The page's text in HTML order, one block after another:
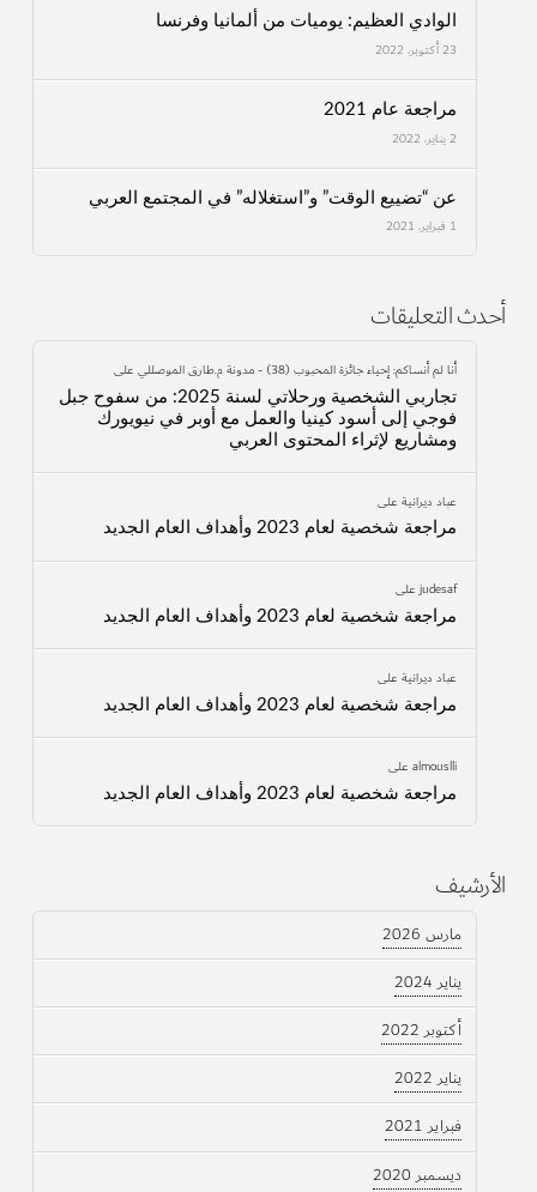
الوادي العظيم: يوميات من ألمانيا وفرنسا
23 أكتوبر، 2022
مراجعة عام 2021
2 يناير، 2022
عن “تضييع الوقت” و”استغلاله” في المجتمع العربي
1 فبراير، 2021
أحدث التعليقات
أنا لم أنساكم: إحياء جائزة المحبوب (38) - مدونة م.طارق الموصللي على
تجاربي الشخصية ورحلاتي لسنة 2025: من سفوح جبل
فوجي إلى أسود كينيا والعمل مع أوبر في نيويورك
ومشاريع لإثراء المحتوى العربي
عباد ديرانيةعلى
مراجعة شخصية لعام 2023 وأهداف العام الجديد
judesafعلى
مراجعة شخصية لعام 2023 وأهداف العام الجديد
عباد ديرانيةعلى
مراجعة شخصية لعام 2023 وأهداف العام الجديد
almouslliعلى
مراجعة شخصية لعام 2023 وأهداف العام الجديد
الأرشيف
مارس 2026
يناير 2024
أكتوبر 2022
يناير 2022
فبراير 2021
ديسمبر 2020